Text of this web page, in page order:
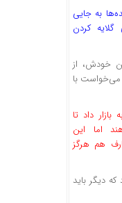
به جایی
کردن
خودش، از
با
داد تا
اما این
هم هرگز
دیگر باید